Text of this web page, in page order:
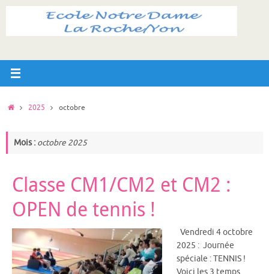
Passer
Accueil
2025 octobre
Mois : octobre 2025
Classe CM1/CM2 et CM2 :
OPEN de tennis !
Vendredi 4 octobre
2025 : Journée
spéciale : TENNIS !
Voici les 3 temps